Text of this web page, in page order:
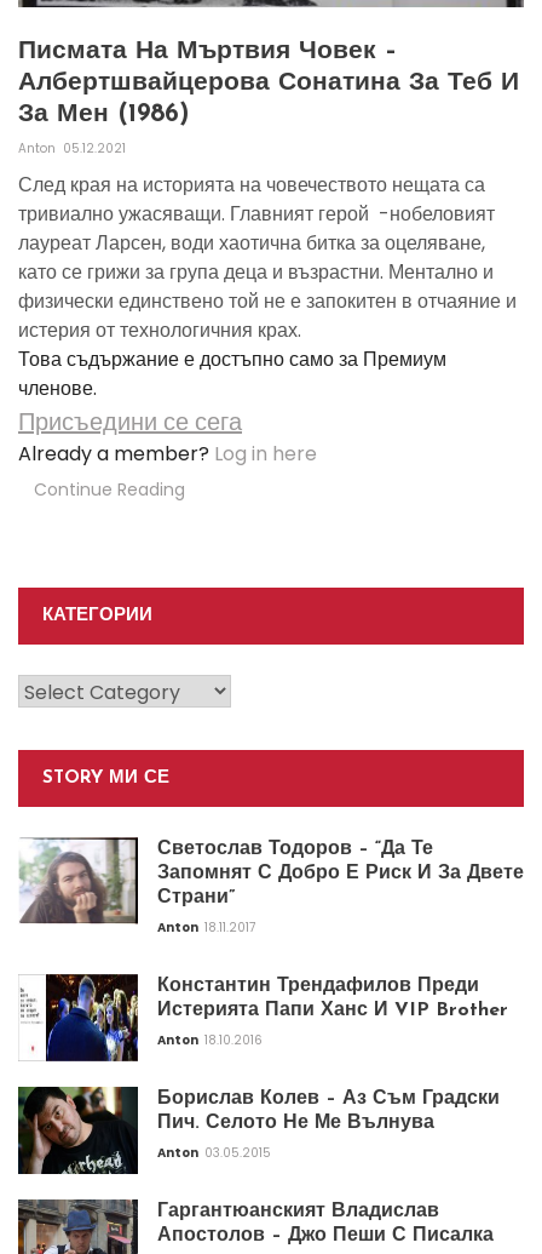
Писмата На Мъртвия Човек –
Албертшвайцерова Сонатина За Теб И
За Мен (1986)
Anton 05.12.2021
След края на историята на човечеството нещата са
тривиално ужасяващи. Главният герой -нобеловият
лауреат Ларсен, води хаотична битка за оцеляване,
като се грижи за група деца и възрастни. Ментално и
физически единствено той не е запокитен в отчаяние и
истерия от технологичния крах.
Това съдържание е достъпно само за Премиум
членове.
Присъедини се сега
Already a member? Log in here
Continue Reading
КАТЕГОРИИ
Категории
STORY МИ СЕ
Светослав Тодоров – “Да Те
Запомнят С Добро Е Риск И За Двете
Страни”
Anton 18.11.2017
Константин Трендафилов Преди
Истерията Папи Ханс И VIP Brother
Anton 18.10.2016
Борислав Колев – Аз Съм Градски
Пич. Селото Не Ме Вълнува
Anton 03.05.2015
Гаргантюанският Владислав
Апостолов – Джо Пеши С Писалка